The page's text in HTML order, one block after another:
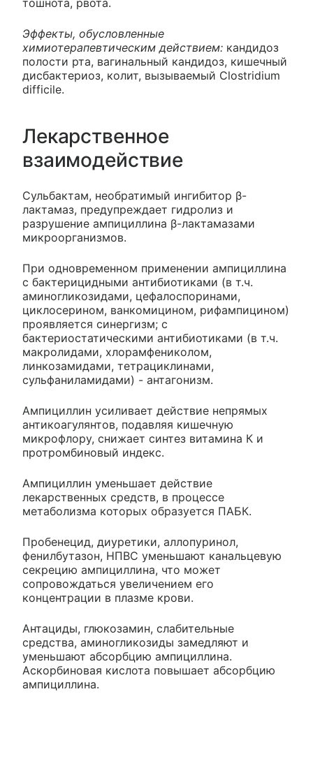
тошнота, рвота.
Эффекты, обусловленные
химиотерапевтическим действием: кандидоз
полости рта, вагинальный кандидоз, кишечный
дисбактериоз, колит, вызываемый Clostridium
difficile.
Лекарственное
взаимодействие
Сульбактам, необратимый ингибитор β-
лактамаз, предупреждает гидролиз и
разрушение ампициллина β-лактамазами
микроорганизмов.
При одновременном применении ампициллина
с бактерицидными антибиотиками (в т.ч.
аминогликозидами, цефалоспоринами,
циклосерином, ванкомицином, рифампицином)
проявляется синергизм; с
бактериостатическими антибиотиками (в т.ч.
макролидами, хлорамфениколом,
линкозамидами, тетрациклинами,
сульфаниламидами) - антагонизм.
Ампициллин усиливает действие непрямых
антикоагулянтов, подавляя кишечную
микрофлору, снижает синтез витамина К и
протромбиновый индекс.
Ампициллин уменьшает действие
лекарственных средств, в процессе
метаболизма которых образуется ПАБК.
Пробенецид, диуретики, аллопуринол,
фенилбутазон, НПВС уменьшают канальцевую
секрецию ампициллина, что может
сопровождаться увеличением его
концентрации в плазме крови.
Антациды, глюкозамин, слабительные
средства, аминогликозиды замедляют и
уменьшают абсорбцию ампициллина.
Аскорбиновая кислота повышает абсорбцию
ампициллина.